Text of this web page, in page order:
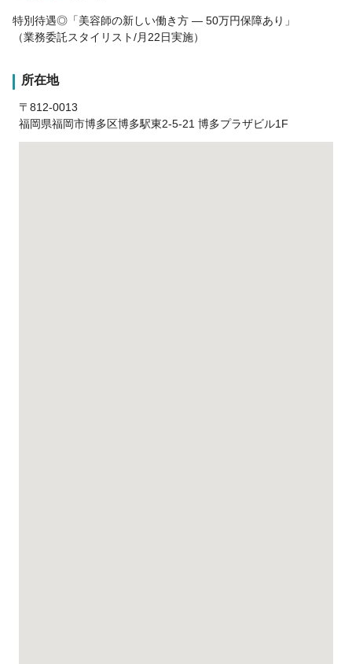
特別待遇◎「美容師の新しい働き方 ― 50万円保障あり」
（業務委託スタイリスト/月22日実施）
所在地
〒812-0013
福岡県福岡市博多区博多駅東2-5-21 博多プラザビル1F